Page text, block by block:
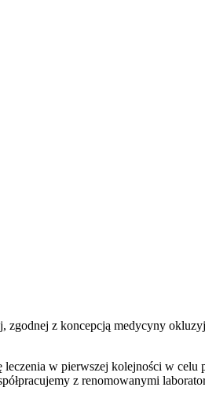
z koncepcją medycyny
w pierwszej kolejności w
z renomowanymi